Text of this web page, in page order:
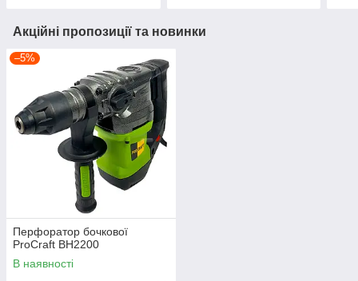
Акційні пропозиції та новинки
–5%
Перфоратор бочкової
ProCraft BH2200
В наявності